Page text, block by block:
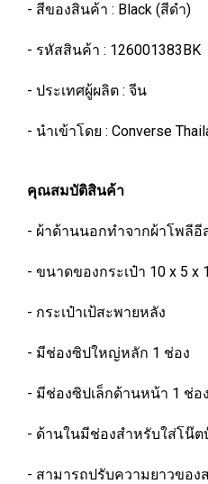
- สีของสินค้า : Black (สีดำ)
- รหัสสินค้า : 126001383BK
- ประเทศผู้ผลิต : จีน
- นำเข้าโดย : Converse
คุณสมบัติสินค้า
- ผ้าด้านนอกทำจากผ้าโพลีอี
- ขนาดของกระเป๋า 10 x 5 x
- กระเป๋าเป้สะพายหลัง
- มีช่องซิปใหญ่หลัก 1 ช่อง
- มีช่องซิปเล็กด้านหน้า 1 ช่อง
- ด้านในมีช่องสำหรับใส่โน๊ต
- สามารถปรับความยาวของ